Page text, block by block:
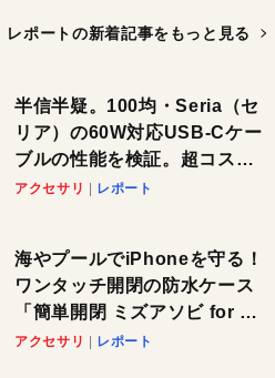
レポートの新着記事をもっと見る
半信半疑。100均・Seria（セ
リア）の60W対応USB-Cケー
ブルの性能を検証。超コスパ
の1本を発見か？
アクセサリ レポート
海やプールでiPhoneを守る！
ワンタッチ開閉の防水ケース
「簡単開閉 ミズアソビ for ス
マホ」で夏のレジャーを満喫
アクセサリ レポート